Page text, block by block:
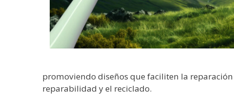
promoviendo diseños que faciliten la
reparabilidad y el reciclado.